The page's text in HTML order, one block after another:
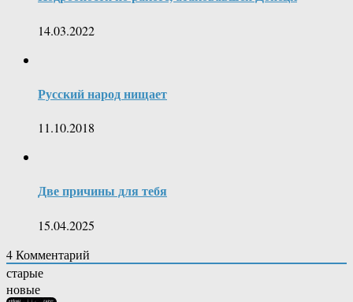
14.03.2022
Русский народ нищает
11.10.2018
Две причины для тебя
15.04.2025
4Комментарий
старые
новые